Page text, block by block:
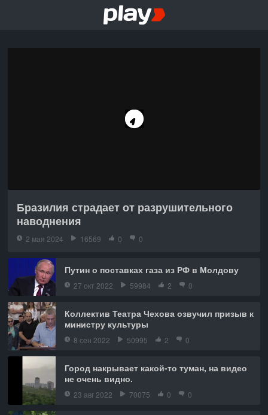
Бразилия страдает от разрушительного
наводнения
2 мая 2024 16569 0 0
Путин о поставках газа из РФ в Молдову
27 окт 2022 59984 2 0
Коллектив Театра Чехова озвучил призыв к
министру культуры
8 сен 2022 50995 2 0
Город накрывает какой-то туман, на видео
не очень видно.
23 авг 2022 70075 0 0